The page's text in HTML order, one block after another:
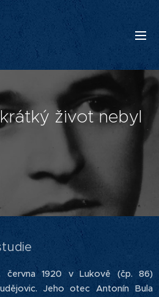
1952
život nebyl
června 1920 v Lukově (čp. 86)
Jeho otec Antonín Bula